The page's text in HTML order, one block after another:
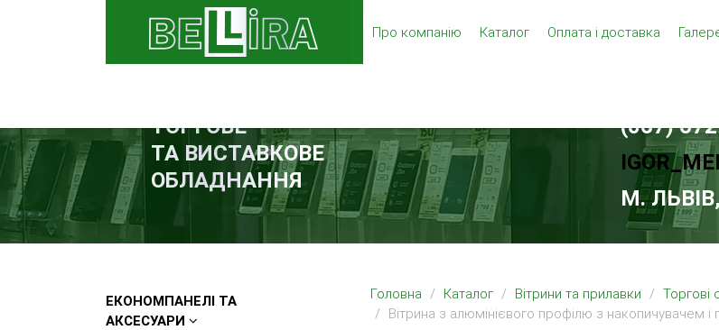
Про компанію Каталог Оплата і доставка
ТОРГОВЕ
ТА ВИСТАВКОВЕ
ОБЛАДНАННЯ
(067)
М.
ЕКОНОМПАНЕЛІ ТА
АКСЕСУАРИ
Головна Каталог Вітрини та прилавки
Торгові
Вітрина з алюмінієвого профілю з накопичувачем і